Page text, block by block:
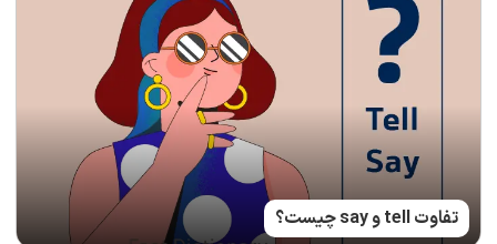
تفاوت tell و say چیست؟